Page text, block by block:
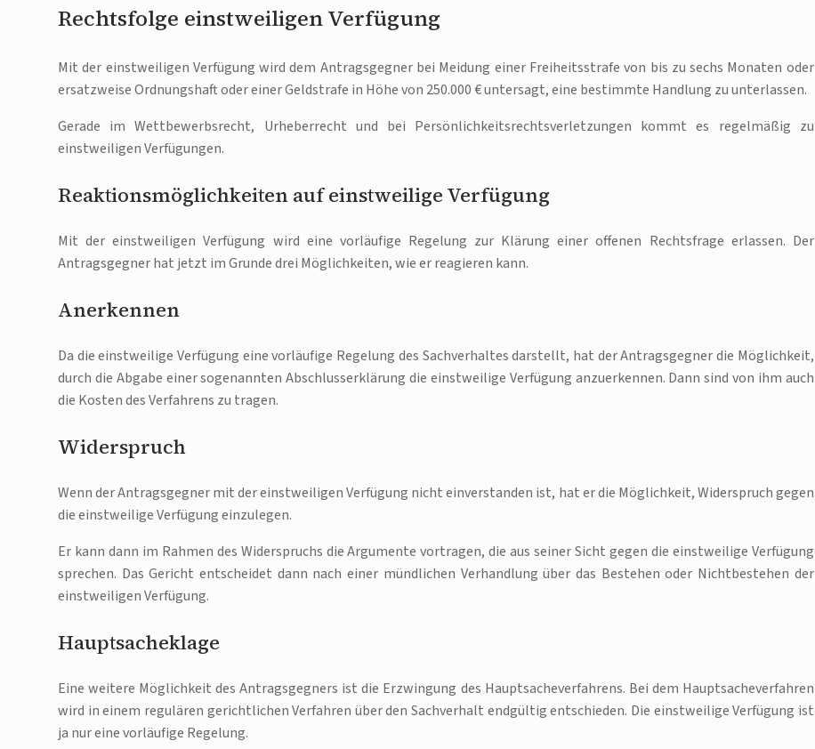
Rechtsfolge einstweiligen Verfügung
Mit der einstweiligen Verfügung wird dem Antragsgegner bei Meidung einer Freiheitsstrafe von bis zu sechs Monaten oder
ersatzweise Ordnungshaft oder einer Geldstrafe in Höhe von 250.000 € untersagt, eine bestimmte Handlung zu unterlassen.
Gerade im Wettbewerbsrecht, Urheberrecht und bei Persönlichkeitsrechtsverletzungen kommt es regelmäßig zu
einstweiligen Verfügungen.
Reaktionsmöglichkeiten auf einstweilige Verfügung
Mit der einstweiligen Verfügung wird eine vorläufige Regelung zur Klärung einer offenen Rechtsfrage erlassen. Der
Antragsgegner hat jetzt im Grunde drei Möglichkeiten, wie er reagieren kann.
Anerkennen
Da die einstweilige Verfügung eine vorläufige Regelung des Sachverhaltes darstellt, hat der Antragsgegner die Möglichkeit,
durch die Abgabe einer sogenannten Abschlusserklärung die einstweilige Verfügung anzuerkennen. Dann sind von ihm auch
die Kosten des Verfahrens zu tragen.
Widerspruch
Wenn der Antragsgegner mit der einstweiligen Verfügung nicht einverstanden ist, hat er die Möglichkeit, Widerspruch gegen
die einstweilige Verfügung einzulegen.
Er kann dann im Rahmen des Widerspruchs die Argumente vortragen, die aus seiner Sicht gegen die einstweilige Verfügung
sprechen. Das Gericht entscheidet dann nach einer mündlichen Verhandlung über das Bestehen oder Nichtbestehen der
einstweiligen Verfügung.
Hauptsacheklage
Eine weitere Möglichkeit des Antragsgegners ist die Erzwingung des Hauptsacheverfahrens. Bei dem Hauptsacheverfahren
wird in einem regulären gerichtlichen Verfahren über den Sachverhalt endgültig entschieden. Die einstweilige Verfügung ist
ja nur eine vorläufige Regelung.